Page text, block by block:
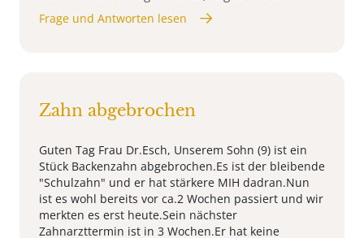
Frage und Antworten lesen
Zahn abgebrochen
Guten Tag Frau Dr.Esch, Unserem Sohn (9) ist ein
Stück Backenzahn abgebrochen.Es ist der bleibende
"Schulzahn" und er hat stärkere MIH dadran.Nun
ist es wohl bereits vor ca.2 Wochen passiert und wir
merkten es erst heute.Sein nächster
Zahnarzttermin ist in 3 Wochen.Er hat keine